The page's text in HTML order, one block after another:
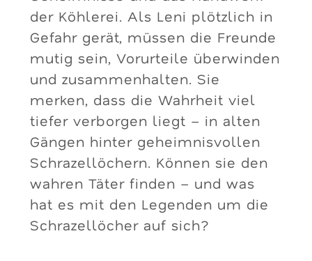
der Köhlerei. Als Leni plötzlich in
Gefahr gerät, müssen die Freunde
mutig sein, Vorurteile überwinden
und zusammenhalten. Sie
merken, dass die Wahrheit viel
tiefer verborgen liegt – in alten
Gängen hinter geheimnisvollen
Schrazellöchern. Können sie den
wahren Täter finden – und was
hat es mit den Legenden um die
Schrazellöcher auf sich?